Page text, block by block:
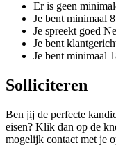
Er is geen
Je bent minimaal
Je spreekt goed
Je bent
Je bent minimaal
Solliciteren
Ben jij de perfecte
eisen? Klik dan op de
mogelijk contact met je